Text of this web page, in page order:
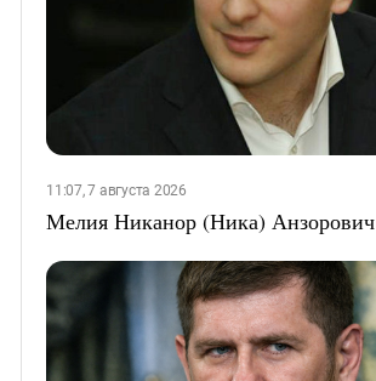
11:07, 7 августа 2026
Мелия Никанор (Ника) Анзорович